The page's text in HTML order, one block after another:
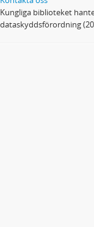
Kungliga biblioteket
dataskyddsförordning